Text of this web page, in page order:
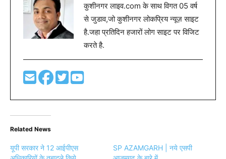
कुशीनगर लाइव.com के साथ विगत 05 वर्ष
से जुडाव,जो कुशीनगर लोकप्रिय न्यूज़ साइट
है.जहा प्रतिदिन हजारों लोग साइट पर विजिट
करते है.
Related News
यूपी सरकार ने 12 आईपीएस
SP AZAMGARH | नये एसपी